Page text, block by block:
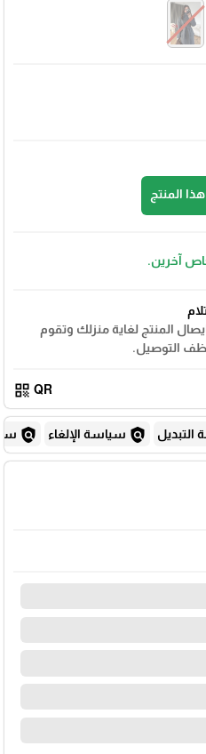
المنتج
آخرين.
المنتج لغاية منزلك وتقوم
التوصيل.
QR
qr_code
policy سياسة الإلغاء policy